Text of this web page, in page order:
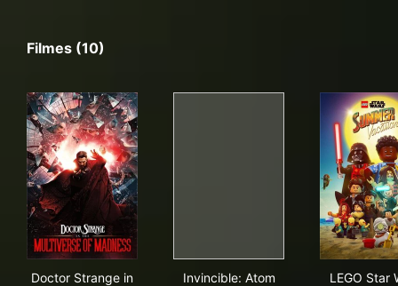
Filmes (10)
Doctor Strange in
Invincible: Atom
LEGO Star